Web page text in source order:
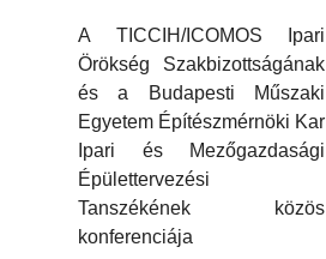
A TICCIH/ICOMOS Ipari
Örökség Szakbizottságának
és a Budapesti Műszaki
Egyetem Építészmérnöki Kar
Ipari és Mezőgazdasági
Épülettervezési
Tanszékének közös
konferenciája